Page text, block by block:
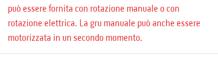
può essere fornita con rotazione manuale o con
rotazione elettrica. La gru manuale può anche essere
motorizzata in un secondo momento.